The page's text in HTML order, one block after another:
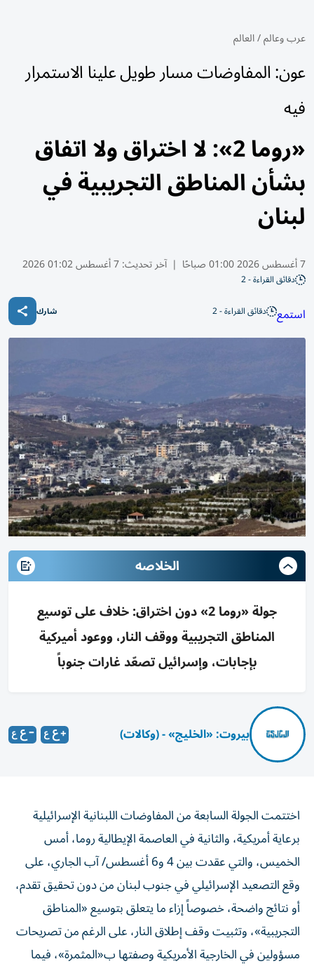
عرب وعالم/العالم
عون: المفاوضات مسار طويل علينا الاستمرار
فيه
«روما 2»: لا اختراق ولا اتفاق
بشأن المناطق التجريبية في
لبنان
7 أغسطس 2026 01:00 صباحًا | آخر تحديث:7 أغسطس 01:02 2026
دقائق القراءة - 2
استمع دقائق القراءة - 2 شارك
الخلاصه
جولة «روما 2» دون اختراق: خلاف على توسيع
المناطق التجريبية ووقف النار، ووعود أميركية
بإجابات، وإسرائيل تصعّد غارات جنوباً
بيروت: «الخليج» - (وكالات)
برعاية أمريكية، والثانية في العاصمة الإيطالية روما، أمس
الخميس، والتي عقدت بين 4 و6 أغسطس/ آب الجاري، على
وقع التصعيد الإسرائيلي في جنوب لبنان من دون تحقيق تقدم،
أو نتائج واضحة، خصوصاً إزاء ما يتعلق بتوسيع «المناطق
التجريبية»، وتثبيت وقف إطلاق النار، على الرغم من تصريحات
مسؤولين في الخارجية الأمريكية وصفتها ب«المثمرة»، فيما
قال الرئيس اللبناني جوزيف عون إنه في المفاوضات لا نحصل